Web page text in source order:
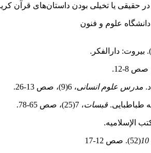
دانشگاه علوم و فنون
مدرس علوم انسانی، 6(9)، صص 13‑26.
قبسات، 7(25)، صص 65‑78.
10(52). صص 12‑17